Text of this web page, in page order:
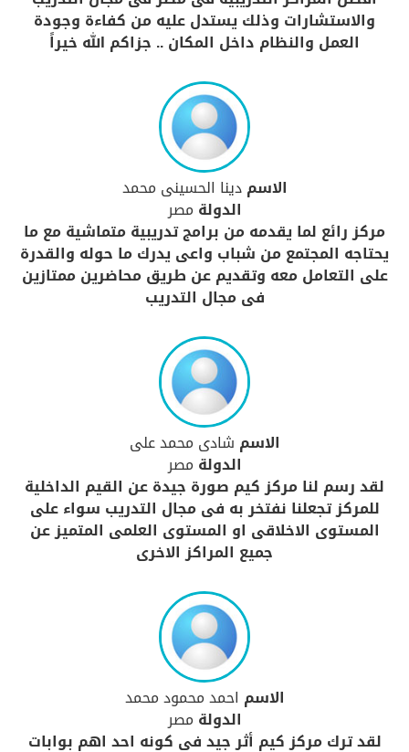
والاستشارات وذلك يستدل عليه من كفاءة وجودة
العمل والنظام داخل المكان .. جزاكم الله خيراً
الاسمدينا الحسينى محمد
الدولة مصر
مركز رائع لما يقدمه من برامج تدريبية متماشية مع ما
يحتاجه المجتمع من شباب واعى يدرك ما حوله والقدرة
على التعامل معه وتقديم عن طريق محاضرين ممتازين
فى مجال التدريب
الاسم شادى محمد على
الدولة مصر
لقد رسم لنا مركز كيم صورة جيدة عن القيم الداخلية
للمركز تجعلنا نفتخر به فى مجال التدريب سواء على
المستوى الاخلاقى او المستوى العلمى المتميز عن
جميع المراكز الاخرى
الاسم احمد محمود محمد
الدولة مصر
لقد ترك مركز كيم أثر جيد فى كونه احد اهم بوابات